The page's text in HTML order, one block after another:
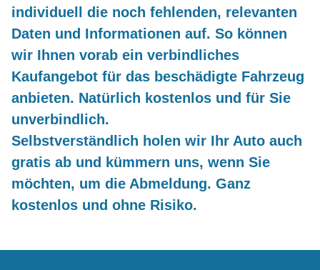
individuell die noch fehlenden, relevanten
Daten und Informationen auf. So können
wir Ihnen vorab ein verbindliches
Kaufangebot für das beschädigte Fahrzeug
anbieten. Natürlich kostenlos und für Sie
unverbindlich.
Selbstverständlich holen wir Ihr Auto auch
gratis ab und kümmern uns, wenn Sie
möchten, um die Abmeldung. Ganz
kostenlos und ohne Risiko.